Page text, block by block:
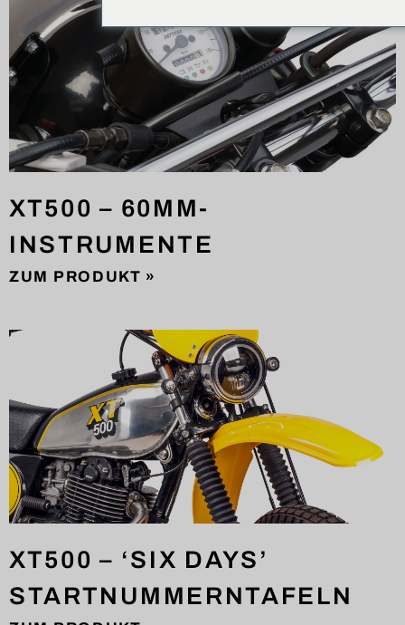
XT500 – 60MM-
INSTRUMENTE
ZUM PRODUKT »
XT500 – ‘SIX DAYS’
STARTNUMMERNTAFELN